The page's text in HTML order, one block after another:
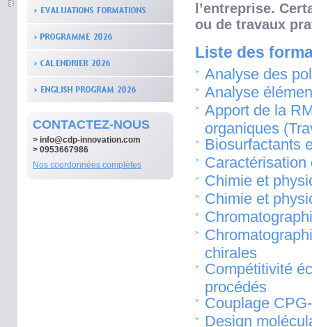
CONTACTEZ-NOUS
> info@cdp-innovation.com
> 0953667986
Nos coordonnées complètes
l’entreprise.
ou de travaux
Liste des
Analyse des
Analyse
Apport de la
organiques
Biosurfactants
Chimie et
Chimie et
chirales
Compétitivité
procédés
Couplage
Design